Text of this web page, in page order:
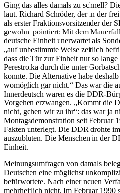
Ging das alles damals zu schnell?
laut. Richard Schröder, der in der
als erster Fraktionsvorsitzender der
gewohnt pointiert: Mit dem
deutsche Einheit unerwartet als
„auf unbestimmte Weise zeitlich
dass die Tür zur Einheit nur so
Perestroika durch die unter
konnte. Die Alternative habe
womöglich gar nicht.“ Das war die
Innerdeutsch waren es die DDR-
Vorgehen erzwangen. „Kommt die
nicht, gehen wir zu ihr“: das war ja
Montagsdemonstration seit Februar
Fakten unterlegt. Die DDR drohte
auszubluten. Die Menschen in der
Einheit.
Meinungsumfragen von damals
Deutschen eine möglichst
befürwortete. Nach einer neuen
mehrheitlich nicht. Im Februar 1990